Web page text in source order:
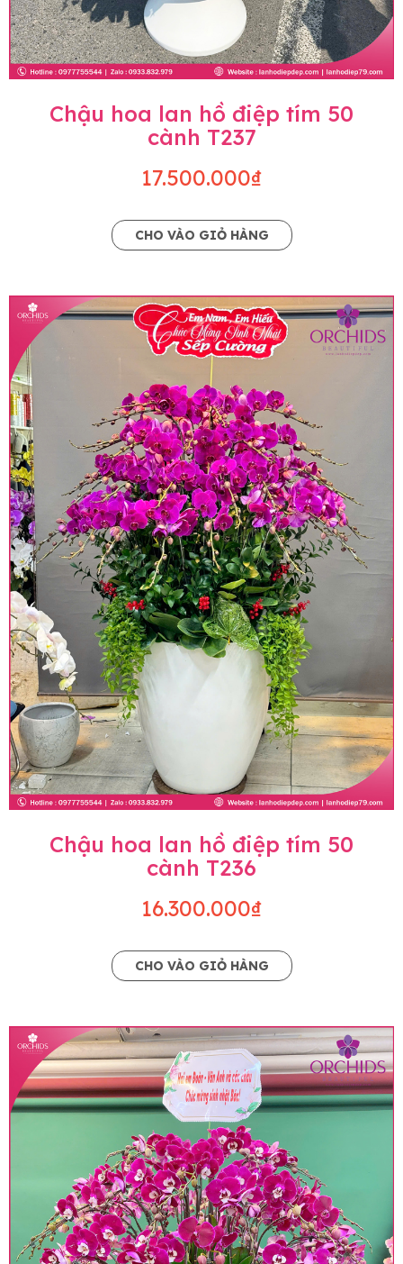
Chậu hoa lan hồ điệp tím 50
cành T237
17.500.000₫
CHO VÀO GIỎ HÀNG
Chậu hoa lan hồ điệp tím 50
cành T236
16.300.000₫
CHO VÀO GIỎ HÀNG